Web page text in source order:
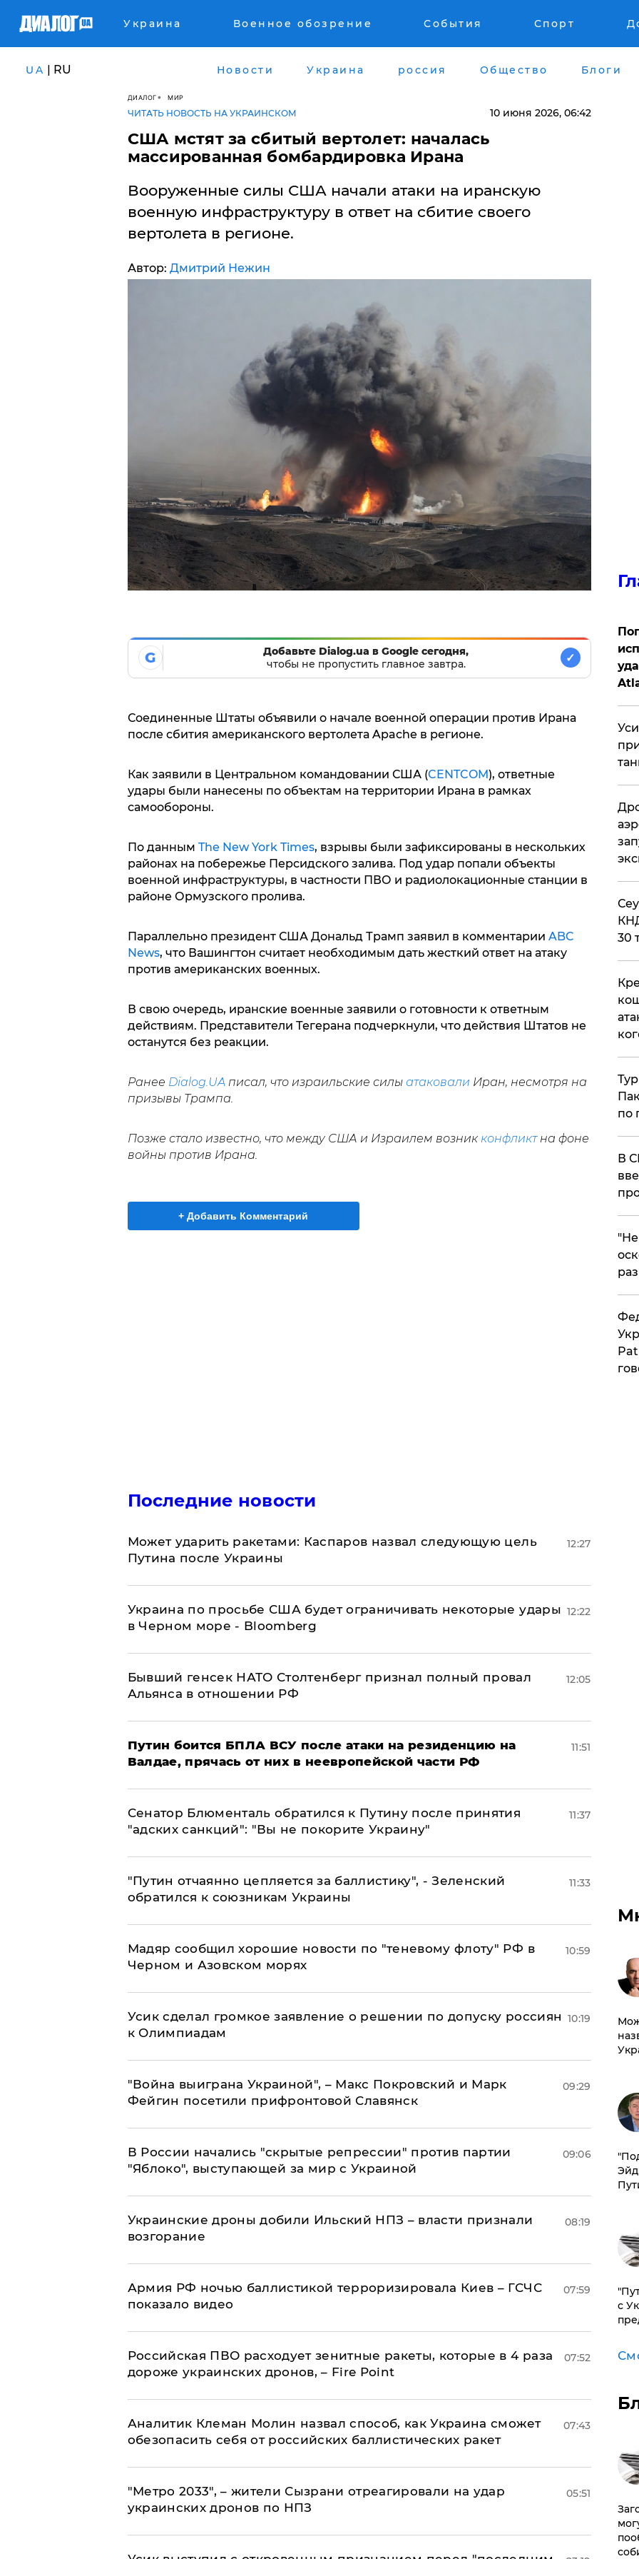
Украина Военное обозрение События Спорт
UA | RU Новости Украина россия Общество Блоги
ДИАЛОГ МИР
ЧИТАТЬ НОВОСТЬ НА УКРАИНСКОМ 10 июня 2026, 06:42
США мстят за сбитый вертолет: началась
массированная бомбардировка Ирана
Вооруженные силы США начали атаки на иранскую
военную инфраструктуру в ответ на сбитие своего
вертолета в регионе.
Автор: Дмитрий Нежин
G
Добавьте Dialog.ua в Google сегодня,
чтобы не пропустить главное завтра.
✓
Соединенные Штаты объявили о начале военной операции против Ирана
после сбития американского вертолета Apache в регионе.
Как заявили в Центральном командовании США (CENTCOM), ответные
удары были нанесены по объектам на территории Ирана в рамках
самообороны.
По данным The New York Times, взрывы были зафиксированы в нескольких
районах на побережье Персидского залива. Под удар попали объекты
военной инфраструктуры, в частности ПВО и радиолокационные станции в
районе Ормузского пролива.
Параллельно президент США Дональд Трамп заявил в комментарии ABC
News, что Вашингтон считает необходимым дать жесткий ответ на атаку
против американских военных.
В свою очередь, иранские военные заявили о готовности к ответным
действиям. Представители Тегерана подчеркнули, что действия Штатов не
останутся без реакции.
Ранее Dialog.UAписал, что израильские силы атаковали Иран, несмотря на
призывы Трампа.
Позже стало известно, что между США и Израилем возник конфликтна фоне
войны против Ирана.
+ Добавить Комментарий
Последние новости
Может ударить ракетами: Каспаров назвал следующую цель
Путина после Украины
12:27
Украина по просьбе США будет ограничивать некоторые удары
в Черном море - Bloomberg
12:22
Бывший генсек НАТО Столтенберг признал полный провал
Альянса в отношении РФ
12:05
Путин боится БПЛА ВСУ после атаки на резиденцию на
Валдае, прячась от них в неевропейской части РФ
11:51
Сенатор Блюменталь обратился к Путину после принятия
"адских санкций": "Вы не покорите Украину"
11:37
"Путин отчаянно цепляется за баллистику", - Зеленский
обратился к союзникам Украины
11:33
Мадяр сообщил хорошие новости по "теневому флоту" РФ в
Черном и Азовском морях
10:59
Усик сделал громкое заявление о решении по допуску россиян
к Олимпиадам
10:19
"Война выиграна Украиной", – Макс Покровский и Марк
Фейгин посетили прифронтовой Славянск
09:29
В России начались "скрытые репрессии" против партии
"Яблоко", выступающей за мир с Украиной
09:06
Украинские дроны добили Ильский НПЗ – власти признали
возгорание
08:19
Армия РФ ночью баллистикой терроризировала Киев – ГСЧС
показало видео
07:59
Российская ПВО расходует зенитные ракеты, которые в 4 раза
дороже украинских дронов, – Fire Point
07:52
Аналитик Клеман Молин назвал способ, как Украина сможет
обезопасить себя от российских баллистических ракет
07:43
"Метро 2033", – жители Сызрани отреагировали на удар
украинских дронов по НПЗ
05:51
30
по
В
с